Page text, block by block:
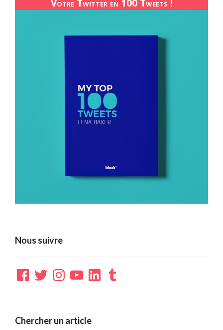
Votre Twitter en 100 Tweets !
Nous suivre
Facebook
TwitterInstagramYouTubeLinkedInTumblr
Chercher un article